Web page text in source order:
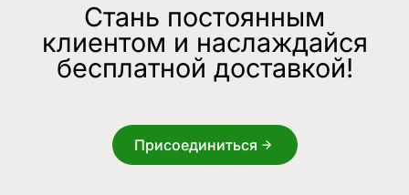
Стань постоянным
клиентом и наслаждайся
бесплатной доставкой!
Присоединиться